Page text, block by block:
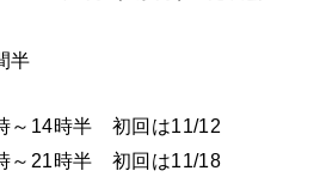
半
～14時半 初回は11/12
～21時半 初回は11/18